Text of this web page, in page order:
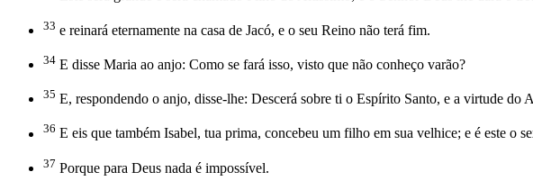
33 e reinará eternamente na casa de Jacó, e o seu Reino não terá fim.
34 E disse Maria ao anjo: Como se fará isso, visto que não conheço varão?
35 E, respondendo o anjo, disse-lhe: Descerá sobre ti o Espírito Santo, e a virtude do
36 E eis que também Isabel, tua prima, concebeu um filho em sua velhice; e é este o
37 Porque para Deus nada é impossível.